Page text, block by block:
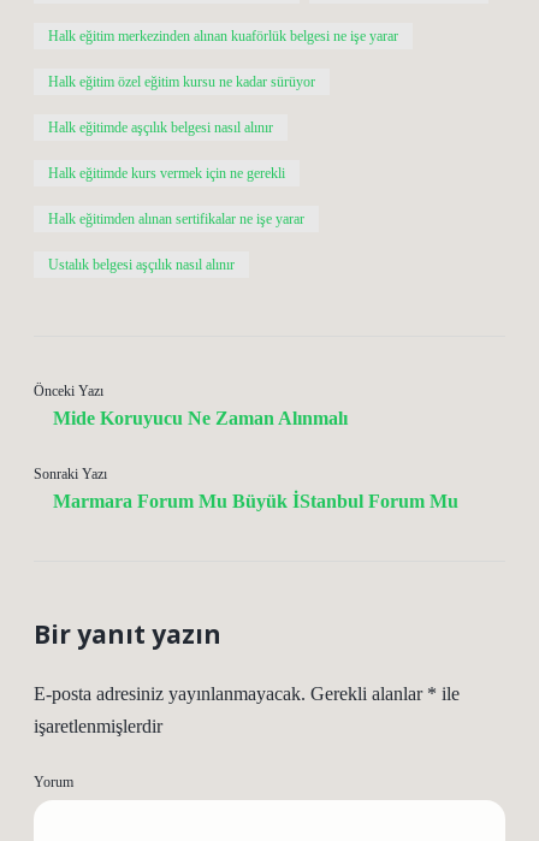
Halk eğitim merkezinden alınan kuaförlük belgesi ne işe yarar
Halk eğitim özel eğitim kursu ne kadar sürüyor
Halk eğitimde aşçılık belgesi nasıl alınır
Halk eğitimde kurs vermek için ne gerekli
Halk eğitimden alınan sertifikalar ne işe yarar
Ustalık belgesi aşçılık nasıl alınır
Önceki Yazı
Mide Koruyucu Ne Zaman Alınmalı
Sonraki Yazı
Marmara Forum Mu Büyük İStanbul Forum Mu
Bir yanıt yazın
E-posta adresiniz yayınlanmayacak. Gerekli alanlar * ile
işaretlenmişlerdir
Yorum